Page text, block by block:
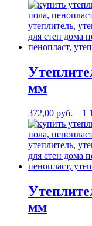
мм
372,00 руб. – 1
мм